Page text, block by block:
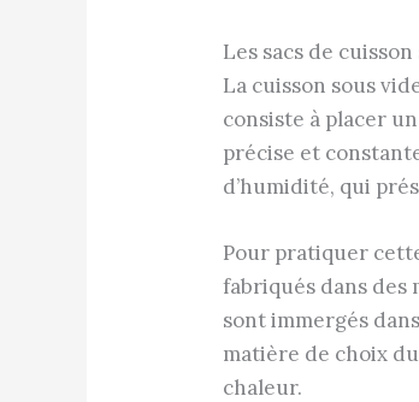
Les sacs de
La cuisson sous
consiste à placer
précise et
d’humidité, qui
Pour pratiquer
fabriqués dans des
sont immergés
matière de choix
chaleur.